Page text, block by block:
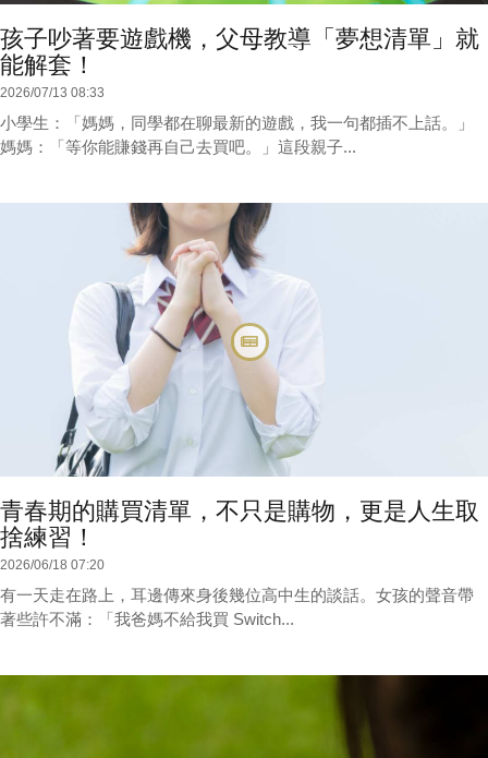
孩子吵著要遊戲機，父母教導「夢想清單」就
能解套！
2026/07/13 08:33
小學生：「媽媽，同學都在聊最新的遊戲，我一句都插不上話。」
媽媽：「等你能賺錢再自己去買吧。」這段親子...
青春期的購買清單，不只是購物，更是人生取
捨練習！
2026/06/18 07:20
有一天走在路上，耳邊傳來身後幾位高中生的談話。女孩的聲音帶
著些許不滿：「我爸媽不給我買 Switch...